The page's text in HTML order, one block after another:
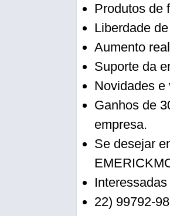
Produtos de
Liberdade
Aumento
Suporte da
Novidades e
Ganhos de
empresa.
Se desejar
22) 99792-